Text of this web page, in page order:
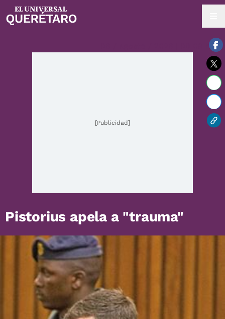
06 / agosto / 2026 | 09:09 hrs.
[Publicidad]
Pistorius apela a "trauma"